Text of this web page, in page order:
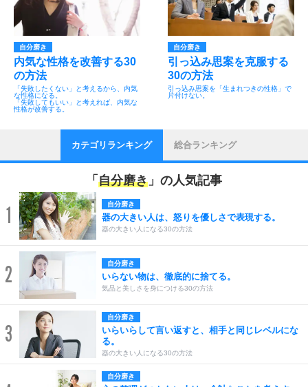
自分磨き
内気な性格を改善する30
の方法
「失敗したくない」と考えるから、内気
な性格になる。
「失敗してもいい」と考えれば、内気な
性格が改善する。
自分磨き
引っ込み思案を克服する
30の方法
引っ込み思案を「生まれつきの性格」で
片付けない。
カテゴリランキング 総合ランキング
「 自分磨き 」の人気記事
1 自分磨き
器の大きい人は、怒りを優しさで表現する。
器の大きい人になる30の方法
2 自分磨き
いらない物は、徹底的に捨てる。
気品と美しさを身につける30の方法
3
自分磨き
いらいらして言い返すと、相手と同じレベルにな
る。
器の大きい人になる30の方法
自分磨き